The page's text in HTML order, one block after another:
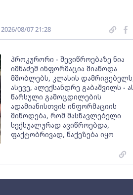
2026/08/07 21:28
პროკურორი - შევიწროებაზე ნია
იმნაძემ ინფორმაცია მიაწოდა
მშობლებს, კლასის
ასევე, ალექსანდრე გაბაშვილს -
წარსული გამოცდილების
ადამიანისთვის ინფორმაციის
მიწოდება, რომ მასწავლებელი
სექსუალურად ავიწროებდა,
ფაქტობრივად, წაქეზება იყო